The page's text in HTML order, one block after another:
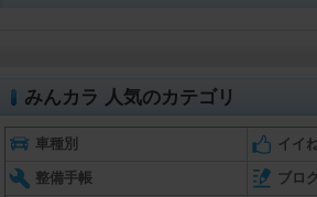
みんカラ 人気のカテゴリ
車種別 イイ
整備手帳 ブロ